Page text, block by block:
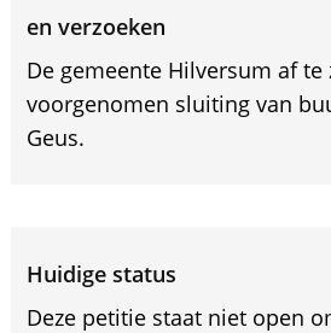
en verzoeken
De gemeente Hilversum af te
voorgenomen sluiting van
Geus.
Huidige status
Deze petitie staat niet open